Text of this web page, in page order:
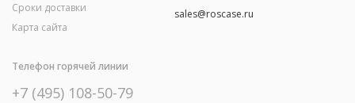
Сроки доставки
Карта сайта
sales@roscase.ru
Телефон горячей линии
+7 (495) 108-50-79